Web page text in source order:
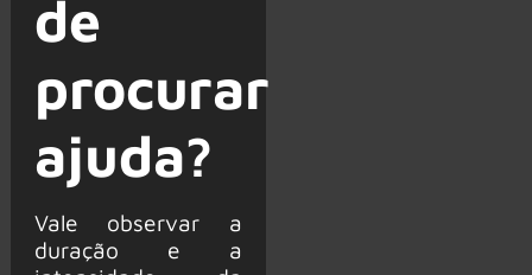
de
procurar
ajuda?
Vale observar a
duração e a